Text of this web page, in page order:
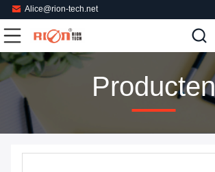
Alice@rion-tech.net
Producten